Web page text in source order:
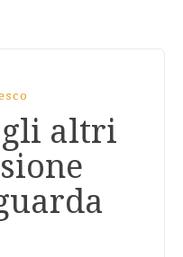
gli altri